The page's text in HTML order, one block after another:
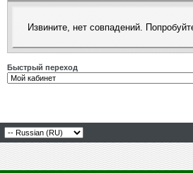
Извините, нет совпадений.
Быстрый переход